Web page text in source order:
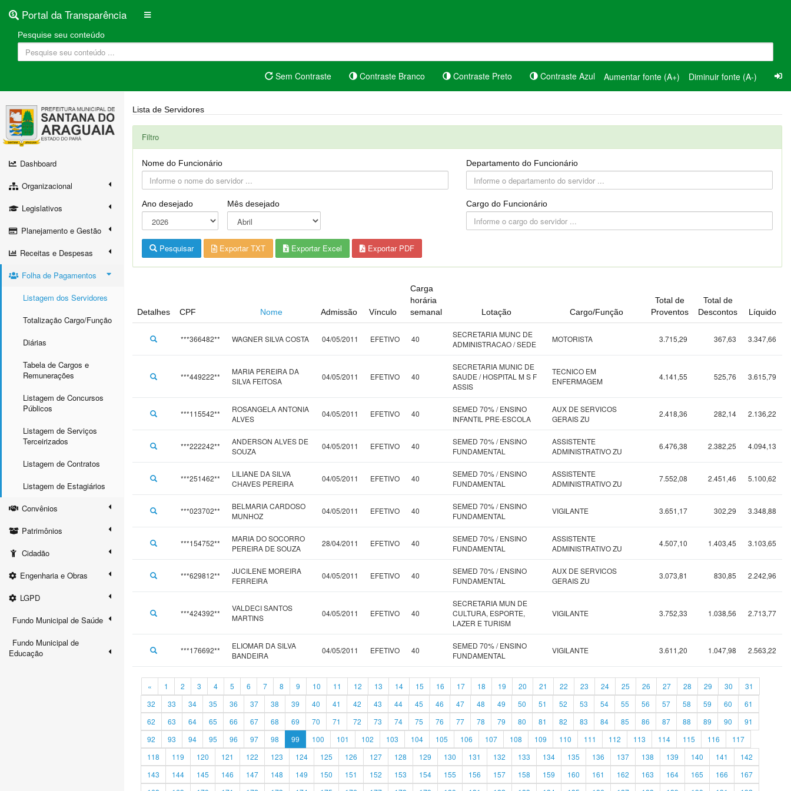
Portal da Transparência
Pesquise seu conteúdo
Sem Contraste Contraste Branco Contraste Preto Contraste Azul Aumentar fonte (A+) Diminuir fonte (A-)
Dashboard
Organizacional
Legislativos
Planejamento e Gestão
Receitas e Despesas
Folha de Pagamentos
Listagem dos Servidores
Totalização Cargo/Função
Diárias
Tabela de Cargos e
Remunerações
Listagem de Concursos
Públicos
Listagem de Serviços
Terceirizados
Listagem de Contratos
Listagem de Estagiários
Convênios
Patrimônios
Cidadão
Engenharia e Obras
LGPD
Fundo Municipal de Saúde
Fundo Municipal de
Educação
Lista de Servidores
Filtro
Nome do Funcionário
Ano desejado Mês desejado
Departamento do Funcionário
Cargo do Funcionário
Pesquisar Exportar TXT Exportar Excel Exportar PDF
Detalhes CPF Nome Admissão Vínculo
Carga
horária
semanal
Lotação Cargo/Função
Total de
Proventos
Total de
Descontos
Líquido
***366482** WAGNER SILVA COSTA 04/05/2011 EFETIVO 40
SECRETARIA MUNC DE
ADMINISTRACAO / SEDE
MOTORISTA 3.715,29 367,63 3.347,66
***449222**
MARIA PEREIRA DA
SILVA FEITOSA
04/05/2011 EFETIVO 40
SECRETARIA MUNIC DE
SAUDE / HOSPITAL M S F
ASSIS
TECNICO EM
ENFERMAGEM
4.141,55 525,76 3.615,79
***115542**
ROSANGELA ANTONIA
ALVES
04/05/2011 EFETIVO 40
SEMED 70% / ENSINO
INFANTIL PRE-ESCOLA
AUX DE SERVICOS
GERAIS ZU
2.418,36 282,14 2.136,22
***222242**
ANDERSON ALVES DE
SOUZA
04/05/2011 EFETIVO 40
SEMED 70% / ENSINO
FUNDAMENTAL
ASSISTENTE
ADMINISTRATIVO ZU
6.476,38 2.382,25 4.094,13
***251462**
LILIANE DA SILVA
CHAVES PEREIRA
04/05/2011 EFETIVO 40
SEMED 70% / ENSINO
FUNDAMENTAL
ASSISTENTE
ADMINISTRATIVO ZU
7.552,08 2.451,46 5.100,62
***023702**
BELMARIA CARDOSO
MUNHOZ
04/05/2011 EFETIVO 40
SEMED 70% / ENSINO
FUNDAMENTAL
VIGILANTE 3.651,17 302,29 3.348,88
***154752**
MARIA DO SOCORRO
PEREIRA DE SOUZA
28/04/2011 EFETIVO 40
SEMED 70% / ENSINO
FUNDAMENTAL
ASSISTENTE
ADMINISTRATIVO ZU
4.507,10 1.403,45 3.103,65
***629812**
JUCILENE MOREIRA
FERREIRA
04/05/2011 EFETIVO 40
SEMED 70% / ENSINO
FUNDAMENTAL
AUX DE SERVICOS
GERAIS ZU
3.073,81 830,85 2.242,96
***424392**
VALDECI SANTOS
MARTINS
04/05/2011 EFETIVO 40
SECRETARIA MUN DE
CULTURA, ESPORTE,
LAZER E TURISM
VIGILANTE 3.752,33 1.038,56 2.713,77
***176692**
ELIOMAR DA SILVA
BANDEIRA
04/05/2011 EFETIVO 40
SEMED 70% / ENSINO
FUNDAMENTAL
VIGILANTE 3.611,20 1.047,98 2.563,22
« 1 2 3 4 5 6 7 8 9 10 11 12 13 14 15 16 17 18 19 20 21 22 23 24 25 26 27 28 29 30
31
32
33 34 35 36 37 38 39 40 41 42 43 44 45 46 47 48 49 50 51 52 53 54 55 56 57 58 59 60
61
62
63 64 65 66 67 68 69 70 71 72 73 74 75 76 77 78 79 80 81 82 83 84 85 86 87 88 89 90
91
92
93 94 95 96 97 98 99 100 101 102 103 104 105 106 107 108 109 110 111 112 113 114 115 116
117
118
119 120 121 122 123 124 125 126 127 128 129 130 131 132 133 134 135 136 137 138 139 140 141
142
143
144 145 146 147 148 149 150 151 152 153 154 155 156 157 158 159 160 161 162 163 164 165 166
167